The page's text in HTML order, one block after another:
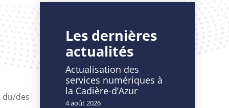
du/des
Les dernières
actualités
Actualisation des
services numériques à
la Cadière-d’Azur
4 août 2026